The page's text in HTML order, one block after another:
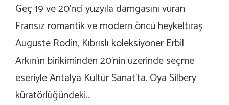
Geç 19 ve 20’nci yüzyıla damgasını vuran
Fransız romantik ve modern öncü heykeltıraş
Auguste Rodin, Kıbrıslı koleksiyoner Erbil
Arkın’ın birikiminden 20’nin üzerinde seçme
eseriyle Antalya Kültür Sanat’ta. Oya Silbery
küratörlüğündeki…